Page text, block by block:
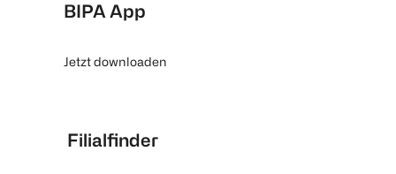
BIPA App
Jetzt downloaden
Filialfinder